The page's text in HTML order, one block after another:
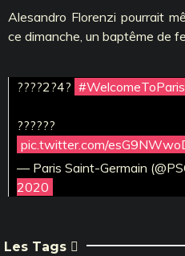
Alesandro Florenzi pourrait
ce dimanche, un baptême de
????2?4? #WelcomeToParis
pic.twitter.com/
— Paris Saint-Germain
2020
Les Tags